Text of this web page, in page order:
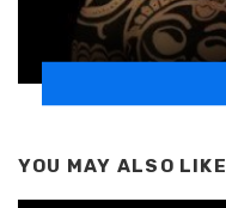
YOU MAY ALSO LIKE